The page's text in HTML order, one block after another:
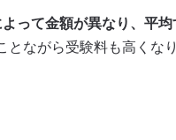
って金額が異なり、平
ながら受験料も高く